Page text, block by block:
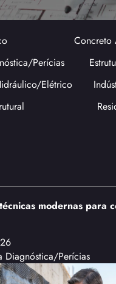
Concreto
Perícias
Elétrico
modernas para
Diagnóstica/Perícias